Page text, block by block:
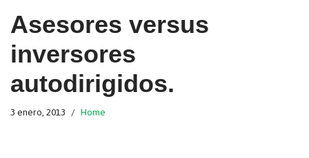
Asesores versus
inversores
autodirigidos.
3 enero, 2013 Home